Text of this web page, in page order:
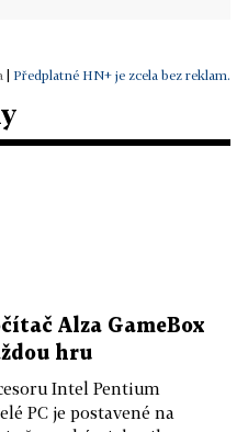
Předplatné HN+ je zcela bez reklam.
Alza GameBox
hru
Intel Pentium
PC je postavené na